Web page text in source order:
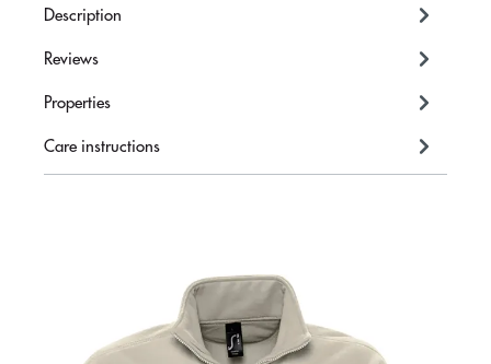
Description
Reviews
Properties
Care instructions